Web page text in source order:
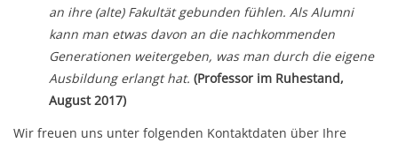
an ihre (alte) Fakultät gebunden fühlen. Als Alumni
kann man etwas davon an die nachkommenden
Generationen weitergeben, was man durch die eigene
Ausbildung erlangt hat. (Professor im Ruhestand,
August 2017)
Wir freuen uns unter folgenden Kontaktdaten über Ihre